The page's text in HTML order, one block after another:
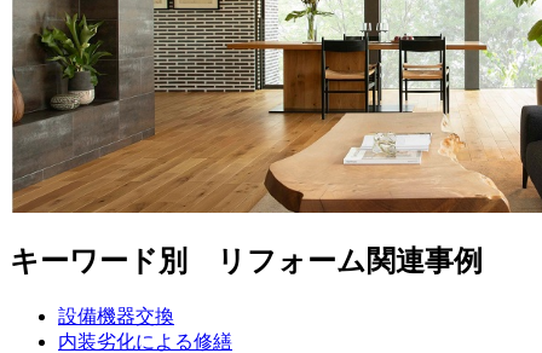
キーワード別 リフォーム関連事例
設備機器交換
内装劣化による修繕